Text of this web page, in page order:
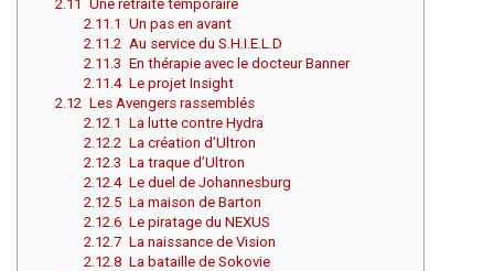
2.11
Une retraite temporaire
2.11.1
Un pas en avant
2.11.2 Au service du S.H.I.E.L.D
2.11.3 En thérapie avec le docteur Banner
2.11.4 Le projet Insight
2.12 Les Avengers rassemblés
2.12.1
La lutte contre Hydra
2.12.2 La création d’Ultron
2.12.3 La traque d’Ultron
2.12.4 Le duel de Johannesburg
2.12.5 La maison de Barton
2.12.6 Le piratage du NEXUS
2.12.7 La naissance de Vision
2.12.8 La bataille de Sokovie